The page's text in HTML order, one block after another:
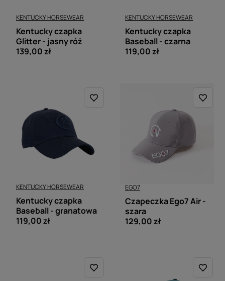
KENTUCKY HORSEWEAR
Kentucky czapka
Glitter - jasny róż
139,00 zł
KENTUCKY HORSEWEAR
Kentucky czapka
Baseball - czarna
119,00 zł
KENTUCKY HORSEWEAR
Kentucky czapka
Baseball - granatowa
119,00 zł
EGO7
Czapeczka Ego7 Air -
szara
129,00 zł